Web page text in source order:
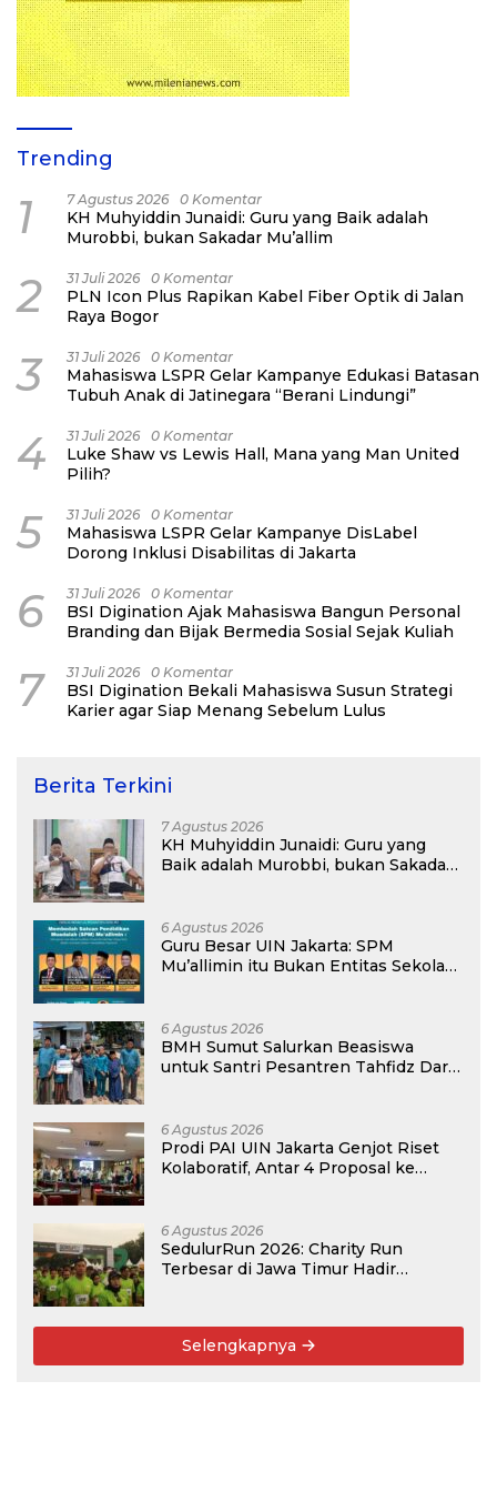
Trending
1 7 Agustus 2026 0 Komentar
KH Muhyiddin Junaidi: Guru yang Baik adalah
Murobbi, bukan Sakadar Mu’allim
2 31 Juli 2026 0 Komentar
PLN Icon Plus Rapikan Kabel Fiber Optik di Jalan
Raya Bogor
3 31 Juli 2026 0 Komentar
Mahasiswa LSPR Gelar Kampanye Edukasi Batasan
Tubuh Anak di Jatinegara “Berani Lindungi”
4 31 Juli 2026 0 Komentar
Luke Shaw vs Lewis Hall, Mana yang Man United
Pilih?
5 31 Juli 2026 0 Komentar
Mahasiswa LSPR Gelar Kampanye DisLabel
Dorong Inklusi Disabilitas di Jakarta
6 31 Juli 2026 0 Komentar
BSI Digination Ajak Mahasiswa Bangun Personal
Branding dan Bijak Bermedia Sosial Sejak Kuliah
7 31 Juli 2026 0 Komentar
BSI Digination Bekali Mahasiswa Susun Strategi
Karier agar Siap Menang Sebelum Lulus
Berita Terkini
7 Agustus 2026
KH Muhyiddin Junaidi: Guru yang
Baik adalah Murobbi, bukan Sakadar
6 Agustus 2026
Guru Besar UIN Jakarta: SPM
Mu’allimin itu Bukan Entitas Sekolah
6 Agustus 2026
BMH Sumut Salurkan Beasiswa
untuk Santri Pesantren Tahfidz Darul
6 Agustus 2026
Prodi PAI UIN Jakarta Genjot Riset
Kolaboratif, Antar 4 Proposal ke
6 Agustus 2026
SedulurRun 2026: Charity Run
Terbesar di Jawa Timur Hadir
Guru Honorer
Selengkapnya